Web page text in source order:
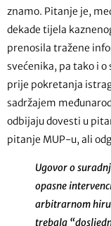
znamo. Pitanje je,
dekade tijela
prenosila tražene
svećenika, pa tako i
prije pokretanja
sadržajem
odbijaju dovesti u
pitanje MUP-u, ali
Ugovor o
opasne
arbitrarnom hiru
trebala